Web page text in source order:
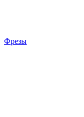
Фрезы